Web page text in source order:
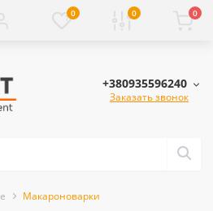
0 0 0
+380935596240
Заказать звонок
Макароноварки